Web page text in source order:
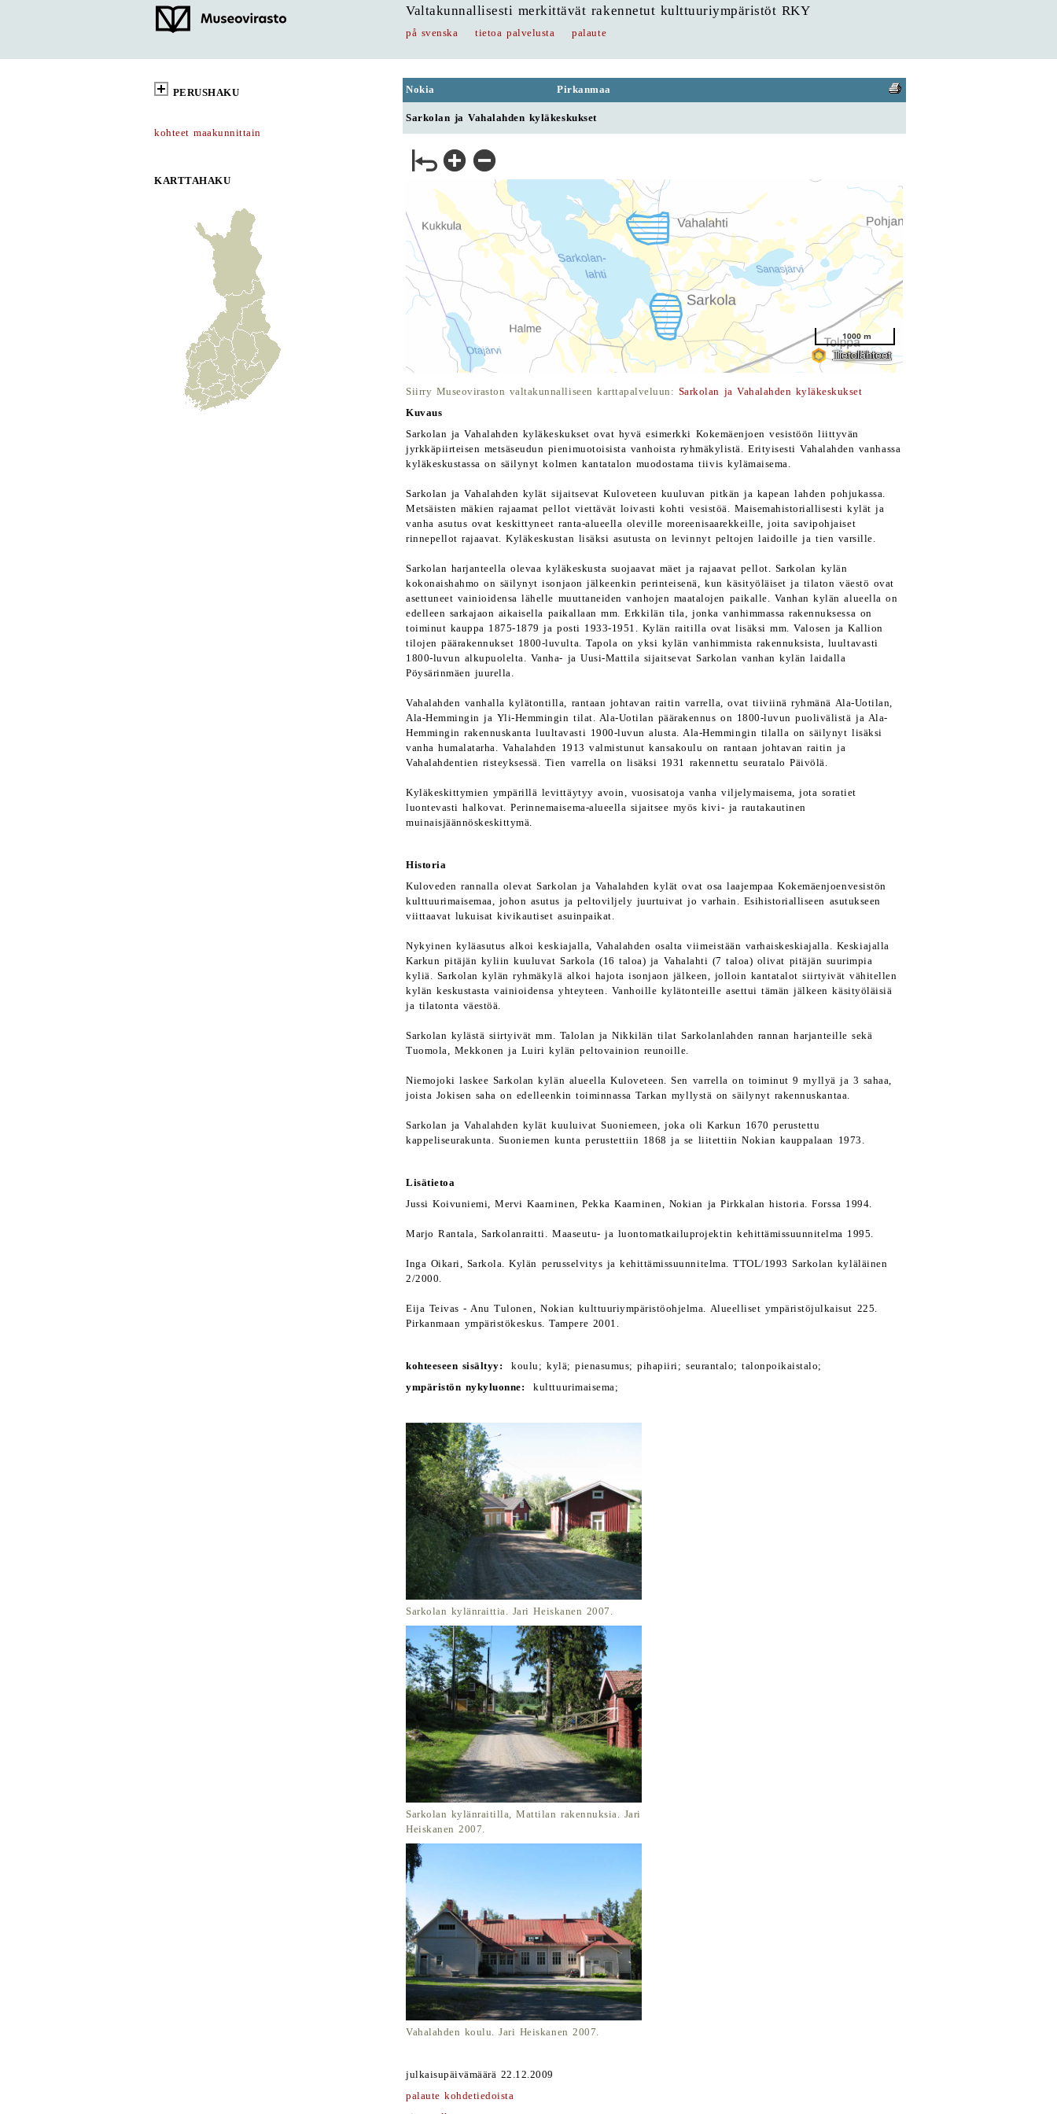
Valtakunnallisesti merkittävät rakennetut kulttuuriympäristöt RKY
på svenska tietoa palvelusta palaute
PERUSHAKU
kohteet maakunnittain
KARTTAHAKU
Nokia Pirkanmaa
Sarkolan ja Vahalahden kyläkeskukset
Siirry Museoviraston valtakunnalliseen karttapalveluun: Sarkolan ja Vahalahden kyläkeskukset
Kuvaus
Sarkolan ja Vahalahden kyläkeskukset ovat hyvä esimerkki Kokemäenjoen vesistöön liittyvän
jyrkkäpiirteisen metsäseudun pienimuotoisista vanhoista ryhmäkylistä. Erityisesti Vahalahden vanhassa
kyläkeskustassa on säilynyt kolmen kantatalon muodostama tiivis kylämaisema.
Sarkolan ja Vahalahden kylät sijaitsevat Kuloveteen kuuluvan pitkän ja kapean lahden pohjukassa.
Metsäisten mäkien rajaamat pellot viettävät loivasti kohti vesistöä. Maisemahistoriallisesti kylät ja
vanha asutus ovat keskittyneet ranta-alueella oleville moreenisaarekkeille, joita savipohjaiset
rinnepellot rajaavat. Kyläkeskustan lisäksi asutusta on levinnyt peltojen laidoille ja tien varsille.
Sarkolan harjanteella olevaa kyläkeskusta suojaavat mäet ja rajaavat pellot. Sarkolan kylän
kokonaishahmo on säilynyt isonjaon jälkeenkin perinteisenä, kun käsityöläiset ja tilaton väestö ovat
asettuneet vainioidensa lähelle muuttaneiden vanhojen maatalojen paikalle. Vanhan kylän alueella on
edelleen sarkajaon aikaisella paikallaan mm. Erkkilän tila, jonka vanhimmassa rakennuksessa on
toiminut kauppa 1875-1879 ja posti 1933-1951. Kylän raitilla ovat lisäksi mm. Valosen ja Kallion
tilojen päärakennukset 1800-luvulta. Tapola on yksi kylän vanhimmista rakennuksista, luultavasti
1800-luvun alkupuolelta. Vanha- ja Uusi-Mattila sijaitsevat Sarkolan vanhan kylän laidalla
Pöysärinmäen juurella.
Vahalahden vanhalla kylätontilla, rantaan johtavan raitin varrella, ovat tiiviinä ryhmänä Ala-Uotilan,
Ala-Hemmingin ja Yli-Hemmingin tilat. Ala-Uotilan päärakennus on 1800-luvun puolivälistä ja Ala-
Hemmingin rakennuskanta luultavasti 1900-luvun alusta. Ala-Hemmingin tilalla on säilynyt lisäksi
vanha humalatarha. Vahalahden 1913 valmistunut kansakoulu on rantaan johtavan raitin ja
Vahalahdentien risteyksessä. Tien varrella on lisäksi 1931 rakennettu seuratalo Päivölä.
Kyläkeskittymien ympärillä levittäytyy avoin, vuosisatoja vanha viljelymaisema, jota soratiet
luontevasti halkovat. Perinnemaisema-alueella sijaitsee myös kivi- ja rautakautinen
muinaisjäännöskeskittymä.
Historia
Kuloveden rannalla olevat Sarkolan ja Vahalahden kylät ovat osa laajempaa Kokemäenjoenvesistön
kulttuurimaisemaa, johon asutus ja peltoviljely juurtuivat jo varhain. Esihistorialliseen asutukseen
viittaavat lukuisat kivikautiset asuinpaikat.
Nykyinen kyläasutus alkoi keskiajalla, Vahalahden osalta viimeistään varhaiskeskiajalla. Keskiajalla
Karkun pitäjän kyliin kuuluvat Sarkola (16 taloa) ja Vahalahti (7 taloa) olivat pitäjän suurimpia
kyliä. Sarkolan kylän ryhmäkylä alkoi hajota isonjaon jälkeen, jolloin kantatalot siirtyivät vähitellen
kylän keskustasta vainioidensa yhteyteen. Vanhoille kylätonteille asettui tämän jälkeen käsityöläisiä
ja tilatonta väestöä.
Sarkolan kylästä siirtyivät mm. Talolan ja Nikkilän tilat Sarkolanlahden rannan harjanteille sekä
Tuomola, Mekkonen ja Luiri kylän peltovainion reunoille.
Niemojoki laskee Sarkolan kylän alueella Kuloveteen. Sen varrella on toiminut 9 myllyä ja 3 sahaa,
joista Jokisen saha on edelleenkin toiminnassa Tarkan myllystä on säilynyt rakennuskantaa.
Sarkolan ja Vahalahden kylät kuuluivat Suoniemeen, joka oli Karkun 1670 perustettu
kappeliseurakunta. Suoniemen kunta perustettiin 1868 ja se liitettiin Nokian kauppalaan 1973.
Lisätietoa
Jussi Koivuniemi, Mervi Kaarninen, Pekka Kaarninen, Nokian ja Pirkkalan historia. Forssa 1994.
Marjo Rantala, Sarkolanraitti. Maaseutu- ja luontomatkailuprojektin kehittämissuunnitelma 1995.
Inga Oikari, Sarkola. Kylän perusselvitys ja kehittämissuunnitelma. TTOL/1993 Sarkolan kyläläinen
2/2000.
Eija Teivas - Anu Tulonen, Nokian kulttuuriympäristöohjelma. Alueelliset ympäristöjulkaisut 225.
Pirkanmaan ympäristökeskus. Tampere 2001.
kohteeseen sisältyy: koulu; kylä; pienasumus; pihapiiri; seurantalo; talonpoikaistalo;
ympäristön nykyluonne: kulttuurimaisema;
Sarkolan kylänraittia. Jari Heiskanen 2007.
Sarkolan kylänraitilla, Mattilan rakennuksia. Jari
Heiskanen 2007.
Vahalahden koulu. Jari Heiskanen 2007.
julkaisupäivämäärä 22.12.2009
palaute kohdetiedoista